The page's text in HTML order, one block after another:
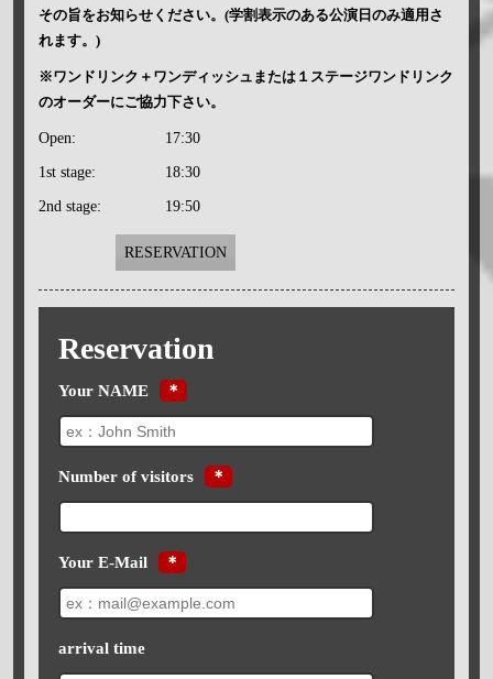
その旨をお知らせください。(学割表示のある公演日のみ適用さ
れます。)
※ワンドリンク＋ワンディッシュまたは１ステージワンドリンク
のオーダーにご協力下さい。
Open: 17:30
1st stage: 18:30
2nd stage: 19:50
RESERVATION
Reservation
Your NAME ＊
Number of visitors ＊
Your E-Mail ＊
arrival time